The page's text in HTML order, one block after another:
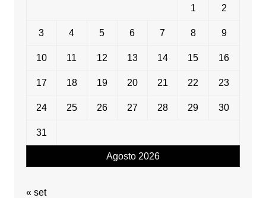
Agosto 2026
1 2
3 4 5 6 7 8 9
10 11 12 13 14 15 16
17 18 19 20 21 22 23
24 25 26 27 28 29 30
31
« set